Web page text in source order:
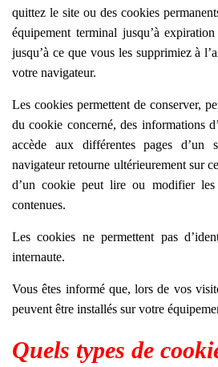
quittez le site ou des cookies
équipement terminal jusqu’à
jusqu’à ce que vous les supprimiez à
votre navigateur.
Les cookies permettent de conserver,
du cookie concerné, des informations
accède aux différentes pages
navigateur retourne ultérieurement sur
d’un cookie peut lire ou modifier
contenues.
Les cookies ne permettent pas
internaute.
Vous êtes informé que, lors de vos
peuvent être installés sur votre
Quels types de